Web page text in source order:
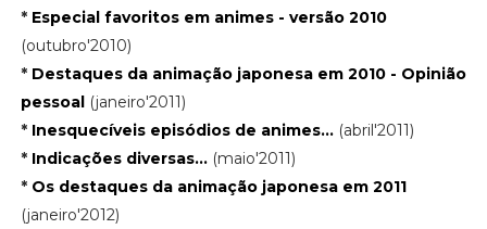
* Especial favoritos em animes - versão 2010
(outubro'2010)
* Destaques da animação japonesa em 2010 - Opinião
pessoal(janeiro'2011)
* Inesquecíveis episódios de animes...(abril'2011)
* Indicações diversas...(maio'2011)
* Os destaques da animação japonesa em 2011
(janeiro'2012)